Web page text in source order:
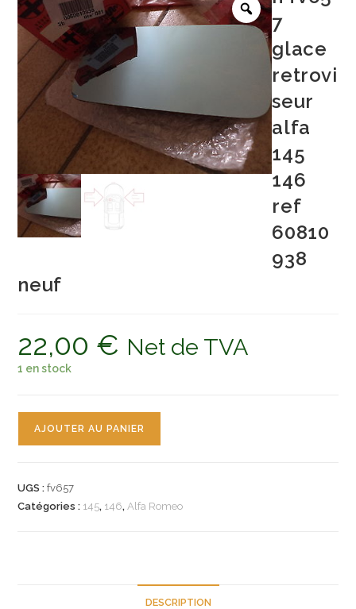
7
glace
retrovi
seur
alfa
145
146
ref
60810
938
neuf
22,00 € Net de TVA
1 en stock
retroviseur
AJOUTER AU PANIER
UGS :fv657
Catégories : 145, 146,Alfa Romeo
DESCRIPTION